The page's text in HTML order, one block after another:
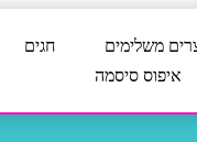
משלימים חגים
איפוס סיסמה